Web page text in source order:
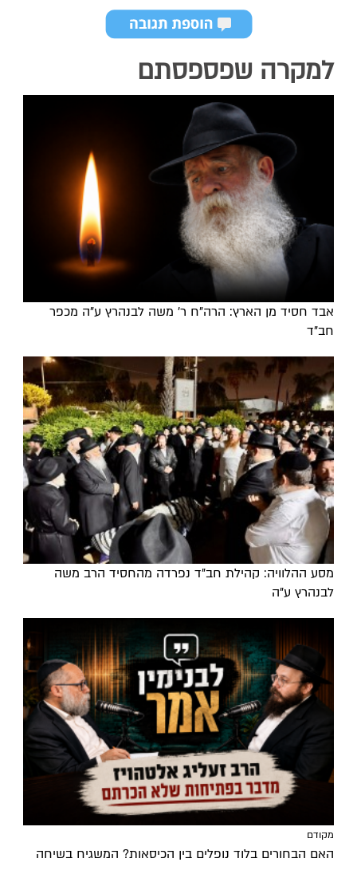
למקרה שפספסתם
אבד חסיד מן הארץ: הרה"ח ר' משה לבנהרץ ע"ה מכפר
חב"ד
מסע ההלוויה: קהילת חב"ד נפרדה מהחסיד הרב משה
לבנהרץ ע"ה
מקודם
האם הבחורים בלוד נופלים בין הכיסאות? המשגיח בשיחה